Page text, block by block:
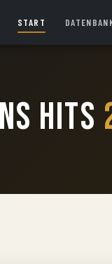
START
Hits